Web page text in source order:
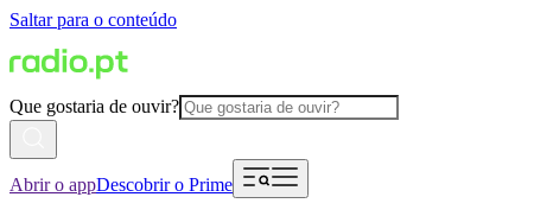
Saltar para o conteúdo
Que gostaria de ouvir?
Abrir o appDescobrir o Prime